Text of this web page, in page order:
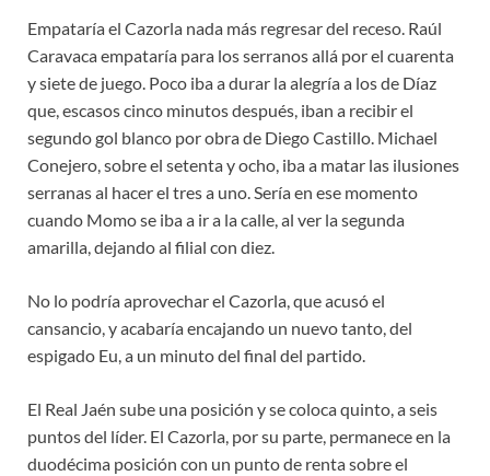
Empataría el Cazorla nada más regresar del receso. Raúl
Caravaca empataría para los serranos allá por el cuarenta
y siete de juego. Poco iba a durar la alegría a los de Díaz
que, escasos cinco minutos después, iban a recibir el
segundo gol blanco por obra de Diego Castillo. Michael
Conejero, sobre el setenta y ocho, iba a matar las ilusiones
serranas al hacer el tres a uno. Sería en ese momento
cuando Momo se iba a ir a la calle, al ver la segunda
amarilla, dejando al filial con diez.
No lo podría aprovechar el Cazorla, que acusó el
cansancio, y acabaría encajando un nuevo tanto, del
espigado Eu, a un minuto del final del partido.
El Real Jaén sube una posición y se coloca quinto, a seis
puntos del líder. El Cazorla, por su parte, permanece en la
duodécima posición con un punto de renta sobre el